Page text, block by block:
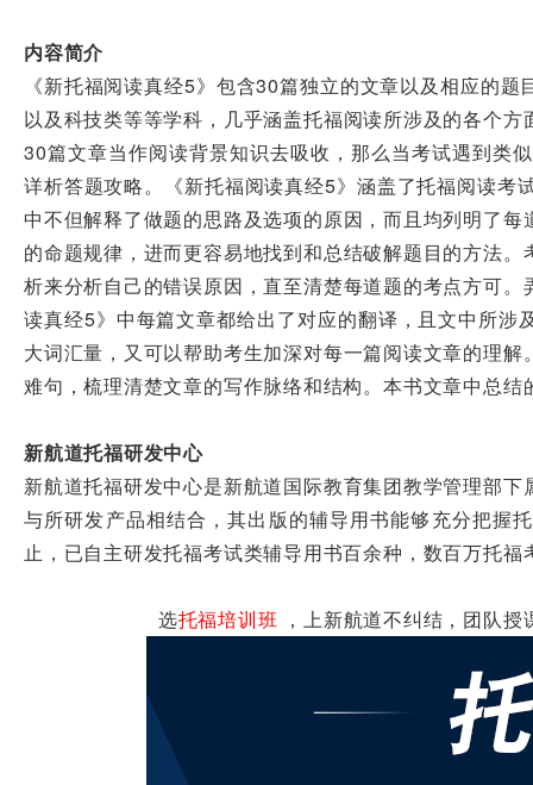
内容简介
《新托福阅读真经5》包含30篇独立的文章以及相应的
以及科技类等等学科，几乎涵盖托福阅读所涉及的各个
30篇文章当作阅读背景知识去吸收，那么当考试遇到类
详析答题攻略。《新托福阅读真经5》涵盖了托福阅读
中不但解释了做题的思路及选项的原因，而且均列明了
的命题规律，进而更容易地找到和总结破解题目的方法
析来分析自己的错误原因，直至清楚每道题的考点方可
读真经5》中每篇文章都给出了对应的翻译，且文中所
大词汇量，又可以帮助考生加深对每一篇阅读文章的理
难句，梳理清楚文章的写作脉络和结构。本书文章中总
新航道托福研发中心
新航道托福研发中心是新航道国际教育集团教学管理部下
与所研发产品相结合，其出版的辅导用书能够充分把握
止，已自主研发托福考试类辅导用书百余种，数百万托
选托福培训班 ，上新航道不纠结，团队